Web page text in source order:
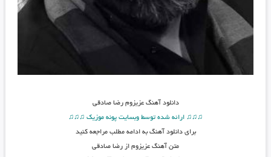
دانلود آهنگعزیزوم رضا صادقی
♫♫♫ ارائه شده توسط وبسایت پونه موزیک ♫♫♫
برای دانلود آهنگ به ادامه مطلب مراجعه کنید
متن آهنگ عزیزوم از رضا صادقی